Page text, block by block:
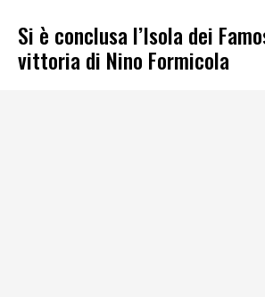
Si è conclusa l’Isola dei
vittoria di Nino Formicola